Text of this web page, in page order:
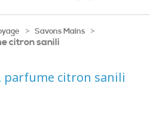
> Savons Mains >
citron sanili
parfume citron sanili